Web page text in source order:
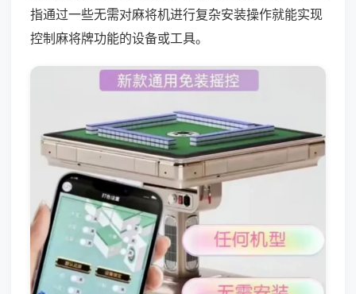
指通过一些无需对麻将机进行复杂安装操作就能实现
控制麻将牌功能的设备或工具。